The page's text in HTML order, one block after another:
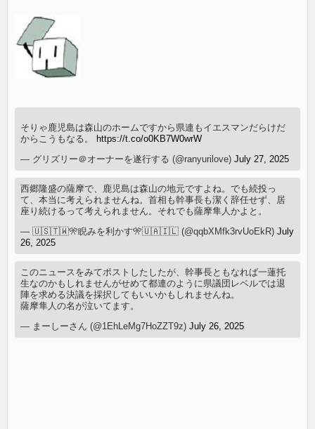
そりゃ鹿児島は森山のホームですから県連もイエスマンだらけだ
からこうもなる。 https://t.co/o0KB7W0wrW
— グリズリー＠オーナーを遂行する (@ranyurilove)July 27, 2025
西郷隆盛の薩摩で、鹿児島は森山の地元ですよね。でも続投っ
て、本当に考えられませんね。首相も幹事長も潔く辞任せず、居
座り続けるって考えられません。それでも薩摩隼人かよと。
— 🇺🇸🇹🇼🎌睨みを利かす🎌🇺🇦🇮🇱 (@qqbXMfk3rvUoEkR)July
26, 2025
このニュースをみてポストしたしたが、幹事長ともなれば一蓮托
生なのかもしれませんがせめて都連のように県議団レベルでは退
陣を求める決議を採択してもいいかもしれませんね。
薩摩隼人の名が泣いてます。
— まーしーさん (@1EhLeMg7HoZZT9z)July 26, 2025